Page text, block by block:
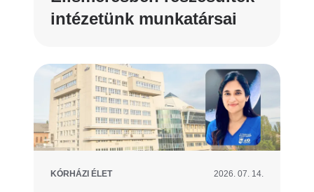
intézetünk munkatársai
KÓRHÁZI ÉLET 2026. 07. 14.